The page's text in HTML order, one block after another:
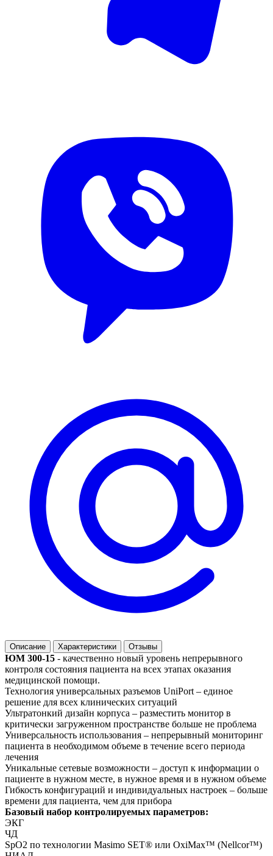
Описание Характеристики Отзывы
ЮМ 300-15 - качественно новый уровень непрерывного
контроля состояния пациента на всех этапах оказания
медицинской помощи.
Технология универсальных разъемов UniPort – единое
решение для всех клинических ситуаций
Ультратонкий дизайн корпуса – разместить монитор в
критически загруженном пространстве больше не проблема
Универсальность использования – непрерывный мониторинг
пациента в необходимом объеме в течение всего периода
лечения
Уникальные сетевые возможности – доступ к информации о
пациенте в нужном месте, в нужное время и в нужном объеме
Гибкость конфигураций и индивидуальных настроек – больше
времени для пациента, чем для прибора
Базовый набор контролируемых параметров:
ЭКГ
ЧД
SpO2 по технологии Masimo SET® или OxiMax™ (Nellcor™)